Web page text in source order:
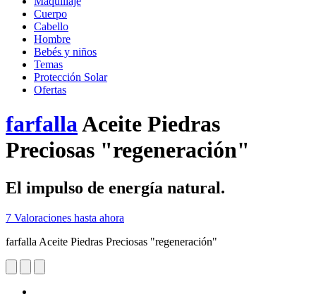
Cuerpo
Cabello
Hombre
Bebés y niños
Temas
Protección Solar
Ofertas
farfallaAceite Piedras
Preciosas "regeneración"
El impulso de energía natural.
7 Valoraciones hasta ahora
farfalla Aceite Piedras Preciosas "regeneración"